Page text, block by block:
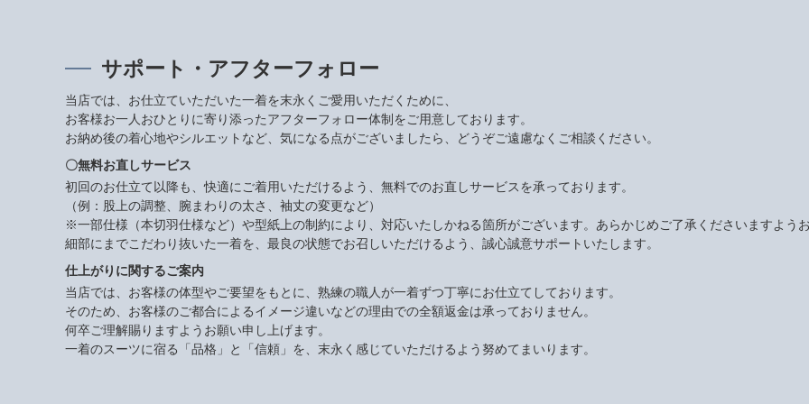
サポート・アフターフォロー
当店では、お仕立ていただいた一着を末永くご愛用いただくために、
お客様お一人おひとりに寄り添ったアフターフォロー体制をご用意しております。
お納め後の着心地やシルエットなど、気になる点がございましたら、どうぞご遠慮なくご相談ください。
〇無料お直しサービス
初回のお仕立て以降も、快適にご着用いただけるよう、無料でのお直しサービスを承っております。
（例：股上の調整、腕まわりの太さ、袖丈の変更など）
※一部仕様（本切羽仕様など）や型紙上の制約により、対応いたしかねる箇所がございます。あらかじめご了承くださいますようお
細部にまでこだわり抜いた一着を、最良の状態でお召しいただけるよう、誠心誠意サポートいたします。
仕上がりに関するご案内
当店では、お客様の体型やご要望をもとに、熟練の職人が一着ずつ丁寧にお仕立てしております。
そのため、お客様のご都合によるイメージ違いなどの理由での全額返金は承っておりません。
何卒ご理解賜りますようお願い申し上げます。
一着のスーツに宿る「品格」と「信頼」を、末永く感じていただけるよう努めてまいります。